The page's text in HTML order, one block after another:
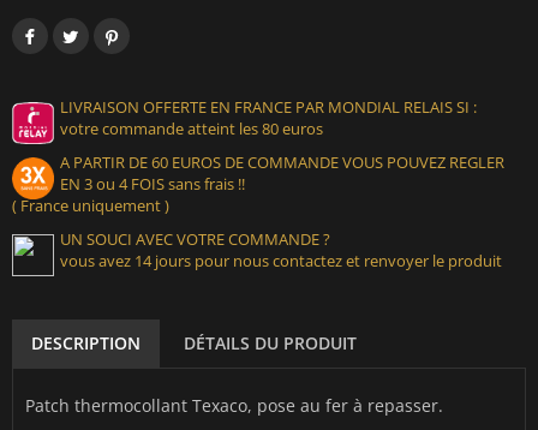
LIVRAISON OFFERTE EN FRANCE PAR MONDIAL RELAIS SI :
votre commande atteint les 80 euros
A PARTIR DE 60 EUROS DE COMMANDE VOUS POUVEZ REGLER
EN 3 ou 4 FOIS sans frais !!
( France uniquement )
UN SOUCI AVEC VOTRE COMMANDE ?
vous avez 14 jours pour nous contactez et renvoyer le produit
DESCRIPTION DÉTAILS DU PRODUIT
Patch thermocollant Texaco, pose au fer à repasser.